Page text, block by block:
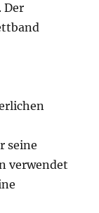
Der
seine
verwendet